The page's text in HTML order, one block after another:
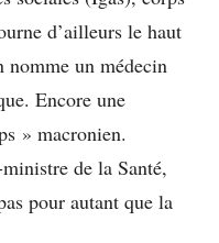
d’ailleurs le haut
un médecin
Encore une
» macronien.
de la Santé,
pour autant que la